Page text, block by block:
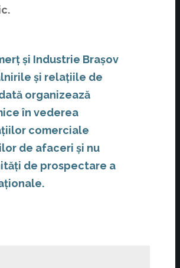
și Industrie Brașov
şi relaţiile de
organizează
în vederea
comerciale
de afaceri și nu
de prospectare a